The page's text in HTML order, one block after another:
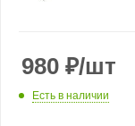
980 ₽/шт
Есть в наличии